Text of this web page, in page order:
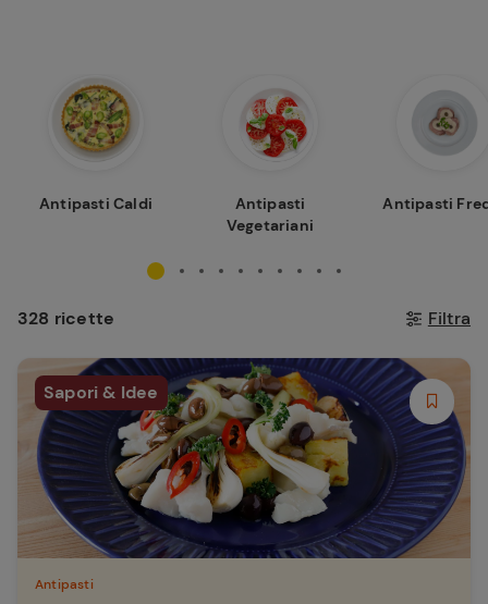
Antipasti Caldi
Antipasti
Vegetariani
Antipasti
328 ricette Filtra
Sapori & Idee
Antipasti